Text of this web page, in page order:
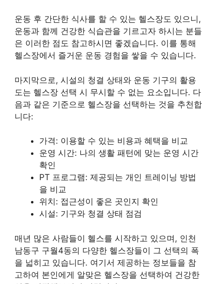
운동 후 간단한 식사를 할 수 있는 헬스장도 있으니,
운동과 함께 건강한 식습관을 기르고자 하시는 분들
은 이러한 점도 참고하시면 좋겠습니다. 이를 통해
헬스장에서 즐거운 운동 경험을 쌓을 수 있습니다.
마지막으로, 시설의 청결 상태와 운동 기구의 활용
도는 헬스장 선택 시 무시할 수 없는 요소입니다. 다
음과 같은 기준으로 헬스장을 선택하는 것을 추천합
니다:
가격: 이용할 수 있는 비용과 혜택을 비교
운영 시간: 나의 생활 패턴에 맞는 운영 시간
확인
PT 프로그램: 제공되는 개인 트레이닝 방법
을 비교
위치: 접근성이 좋은 곳인지 확인
시설: 기구와 청결 상태 점검
매년 많은 사람들이 헬스를 시작하고 있으며, 인천
남동구 구월4동의 다양한 헬스장들이 그 선택의 폭
을 넓히고 있습니다. 여기서 제공하는 정보들을 참
고하여 본인에게 알맞은 헬스장을 선택하여 건강한